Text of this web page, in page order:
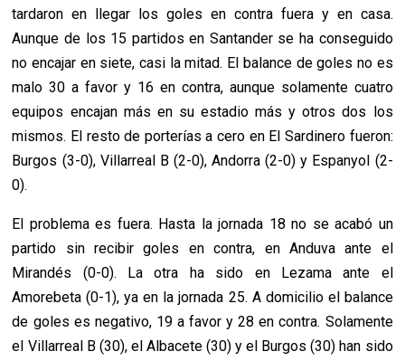
tardaron en llegar los goles en contra fuera y en casa.
Aunque de los 15 partidos en Santander se ha conseguido
no encajar en siete, casi la mitad. El balance de goles no es
malo 30 a favor y 16 en contra, aunque solamente cuatro
equipos encajan más en su estadio más y otros dos los
mismos. El resto de porterías a cero en El Sardinero fueron:
Burgos (3-0), Villarreal B (2-0), Andorra (2-0) y Espanyol (2-
0).
El problema es fuera. Hasta la jornada 18 no se acabó un
partido sin recibir goles en contra, en Anduva ante el
Mirandés (0-0). La otra ha sido en Lezama ante el
Amorebeta (0-1), ya en la jornada 25. A domicilio el balance
de goles es negativo, 19 a favor y 28 en contra. Solamente
el Villarreal B (30), el Albacete (30) y el Burgos (30) han sido